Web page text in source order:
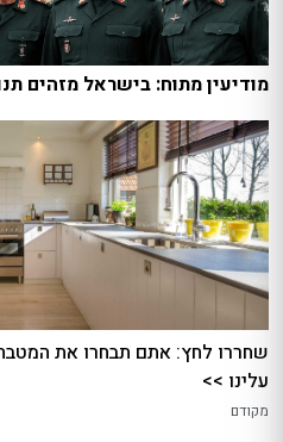
מודיעין מתוח: בישראל מזהים
שחררו לחץ: אתם תבחרו את
עלינו >>
מקודם